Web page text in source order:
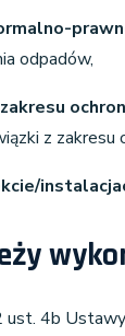
odpadów,
z zakresu
ust. 4b